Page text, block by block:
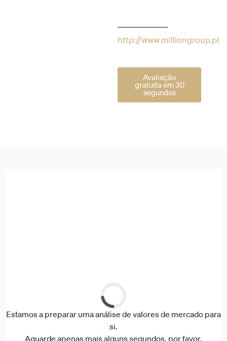
http://www.milliongroup.pt
Avaliação
gratuita em 30
segundos